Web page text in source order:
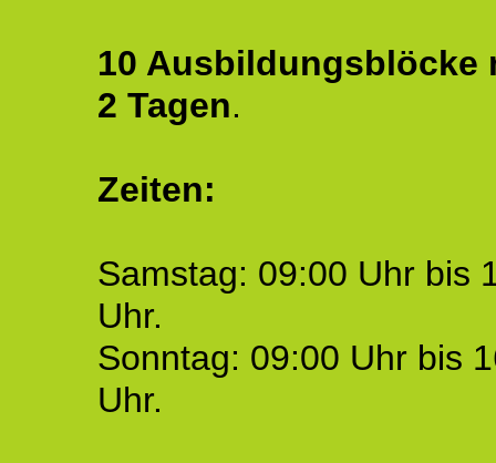
10 Ausbildungsblöcke
2 Tagen.
Zeiten:
Samstag: 09:00 Uhr bis
Uhr.
Sonntag: 09:00 Uhr bis
Uhr.